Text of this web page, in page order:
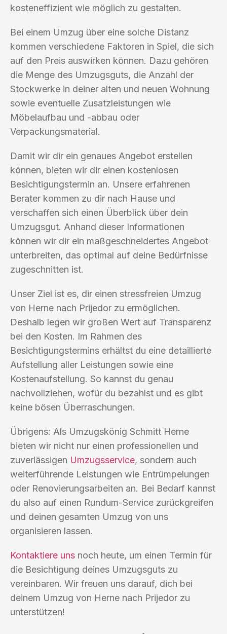
kosteneffizient wie möglich zu gestalten.
Bei einem Umzug über eine solche Distanz
kommen verschiedene Faktoren in Spiel, die sich
auf den Preis auswirken können. Dazu gehören
die Menge des Umzugsguts, die Anzahl der
Stockwerke in deiner alten und neuen Wohnung
sowie eventuelle Zusatzleistungen wie
Möbelaufbau und -abbau oder
Verpackungsmaterial.
Damit wir dir ein genaues Angebot erstellen
können, bieten wir dir einen kostenlosen
Besichtigungstermin an. Unsere erfahrenen
Berater kommen zu dir nach Hause und
verschaffen sich einen Überblick über dein
Umzugsgut. Anhand dieser Informationen
können wir dir ein maßgeschneidertes Angebot
unterbreiten, das optimal auf deine Bedürfnisse
zugeschnitten ist.
Unser Ziel ist es, dir einen stressfreien Umzug
von Herne nach Prijedor zu ermöglichen.
Deshalb legen wir großen Wert auf Transparenz
bei den Kosten. Im Rahmen des
Besichtigungstermins erhältst du eine detaillierte
Aufstellung aller Leistungen sowie eine
Kostenaufstellung. So kannst du genau
nachvollziehen, wofür du bezahlst und es gibt
keine bösen Überraschungen.
Übrigens: Als Umzugskönig Schmitt Herne
bieten wir nicht nur einen professionellen und
zuverlässigen Umzugsservice, sondern auch
weiterführende Leistungen wie Entrümpelungen
oder Renovierungsarbeiten an. Bei Bedarf kannst
du also auf einen Rundum-Service zurückgreifen
und deinen gesamten Umzug von uns
organisieren lassen.
Kontaktiere uns noch heute, um einen Termin für
die Besichtigung deines Umzugsguts zu
vereinbaren. Wir freuen uns darauf, dich bei
deinem Umzug von Herne nach Prijedor zu
unterstützen!